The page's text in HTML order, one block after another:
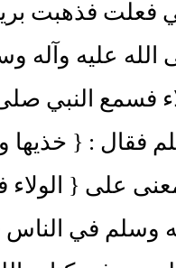
فعلت فذهبت
الله عليه
فسمع النبي
فقال : {
على {
وسلم في